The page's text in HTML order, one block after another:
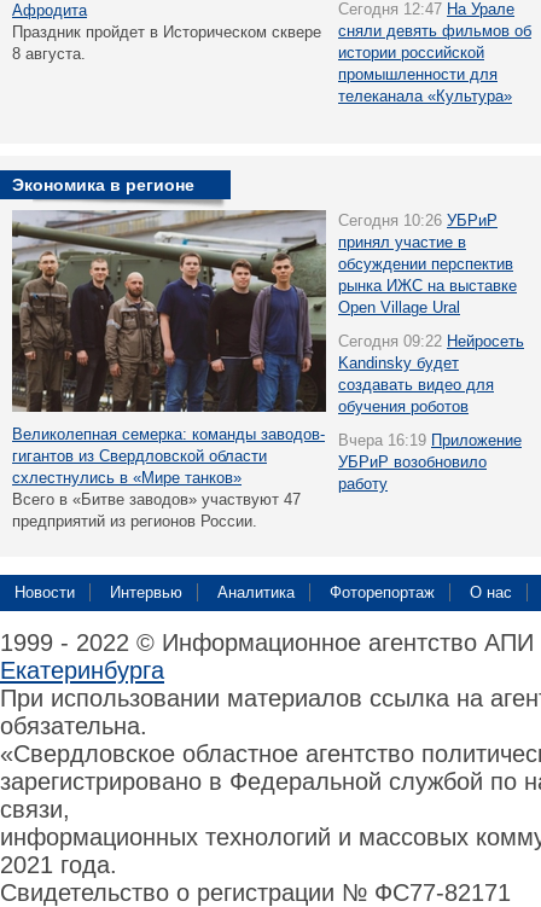
Афродита
Праздник пройдет в Историческом сквере
8 августа.
Сегодня 12:47 На Урале
сняли девять фильмов об
истории российской
промышленности для
телеканала «Культура»
Экономика в регионе
Великолепная семерка: команды заводов-
гигантов из Свердловской области
схлестнулись в «Мире танков»
Всего в «Битве заводов» участвуют 47
предприятий из регионов России.
Сегодня 10:26 УБРиР
принял участие в
обсуждении перспектив
рынка ИЖС на выставке
Open Village Ural
Сегодня 09:22 Нейросеть
Kandinsky будет
создавать видео для
обучения роботов
Вчера 16:19 Приложение
УБРиР возобновило
работу
Новости Интервью Аналитика Фоторепортаж О нас
1999 - 2022 © Информационное агентство
Екатеринбурга
При использовании материалов ссылка на
обязательна.
«Свердловское областное агентство
зарегистрировано в Федеральной службой по
связи,
информационных технологий и массовых
2021 года.
Свидетельство о регистрации № ФС77-82171